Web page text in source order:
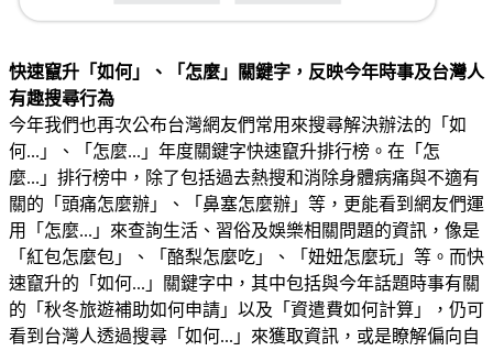
快速竄升「如何」、「怎麼」關鍵字，反映今年時事及台灣人
有趣搜尋行為
今年我們也再次公布台灣網友們常用來搜尋解決辦法的「如
何...」、「怎麼...」年度關鍵字快速竄升排行榜。在「怎
麼...」排行榜中，除了包括過去熱搜和消除身體病痛與不適有
關的「頭痛怎麼辦」、「鼻塞怎麼辦」等，更能看到網友們運
用「怎麼...」來查詢生活、習俗及娛樂相關問題的資訊，像是
「紅包怎麼包」、「酪梨怎麼吃」、「妞妞怎麼玩」等。而快
速竄升的「如何...」關鍵字中，其中包括與今年話題時事有關
的「秋冬旅遊補助如何申請」以及「資遣費如何計算」，仍可
看到台灣人透過搜尋「如何...」來獲取資訊，或是瞭解偏向自